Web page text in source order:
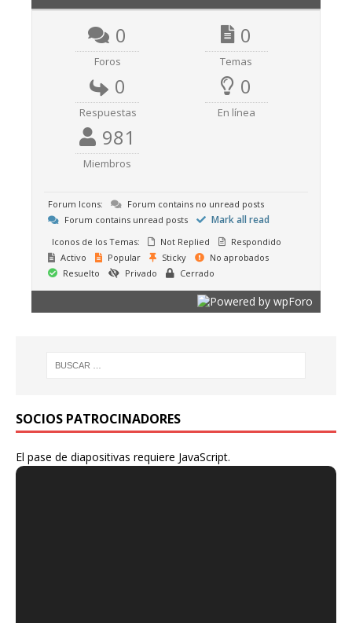
0
Foros
0
Temas
0
Respuestas
0
En línea
981
Miembros
Forum Icons:
Forum contains no unread posts
Forum contains unread posts
Mark all read
Iconos de los Temas: Not Replied
Respondido
Activo
Popular Sticky
No aprobados
Resuelto
Privado Cerrado
SOCIOS PATROCINADORES
El pase de diapositivas requiere JavaScript.